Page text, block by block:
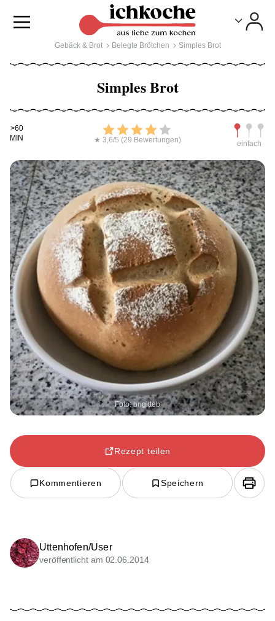
Gebäck & Brot Belegte Brötchen Simples Brot
Simples Brot
Kochdauer
>60
MIN
Bewerten
★ 3,6/5 (29 Bewertungen) einfach
Foto: brigitteb
Rezept teilen
Kommentieren Speichern
Uttenhofen/User
veröffentlicht am 02.06.2014